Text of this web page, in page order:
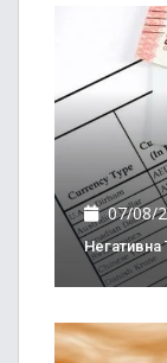
07/08/
Негативна